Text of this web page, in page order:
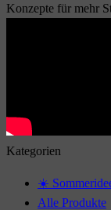
Konzepte für mehr
Kategorien
☀️
Alle Produkte